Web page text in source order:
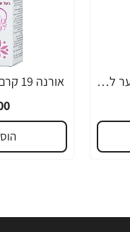
אורנה 19 קרם להסרת שיער לקו הביקיני 90 מ"ל